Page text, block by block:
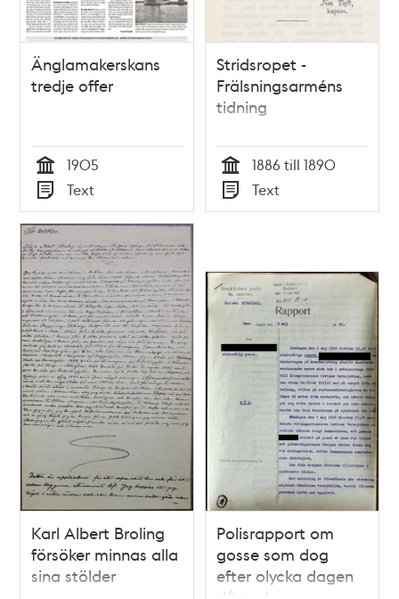
Änglamakerskans
tredje offer
Tid
1905
Typ
Text
Stridsropet -
Frälsningsarméns
tidning
Tid
1886 till 1890
Typ
Text
Karl Albert Broling
försöker minnas alla
sina stölder
Polisrapport om
gosse som dog
efter olycka dagen